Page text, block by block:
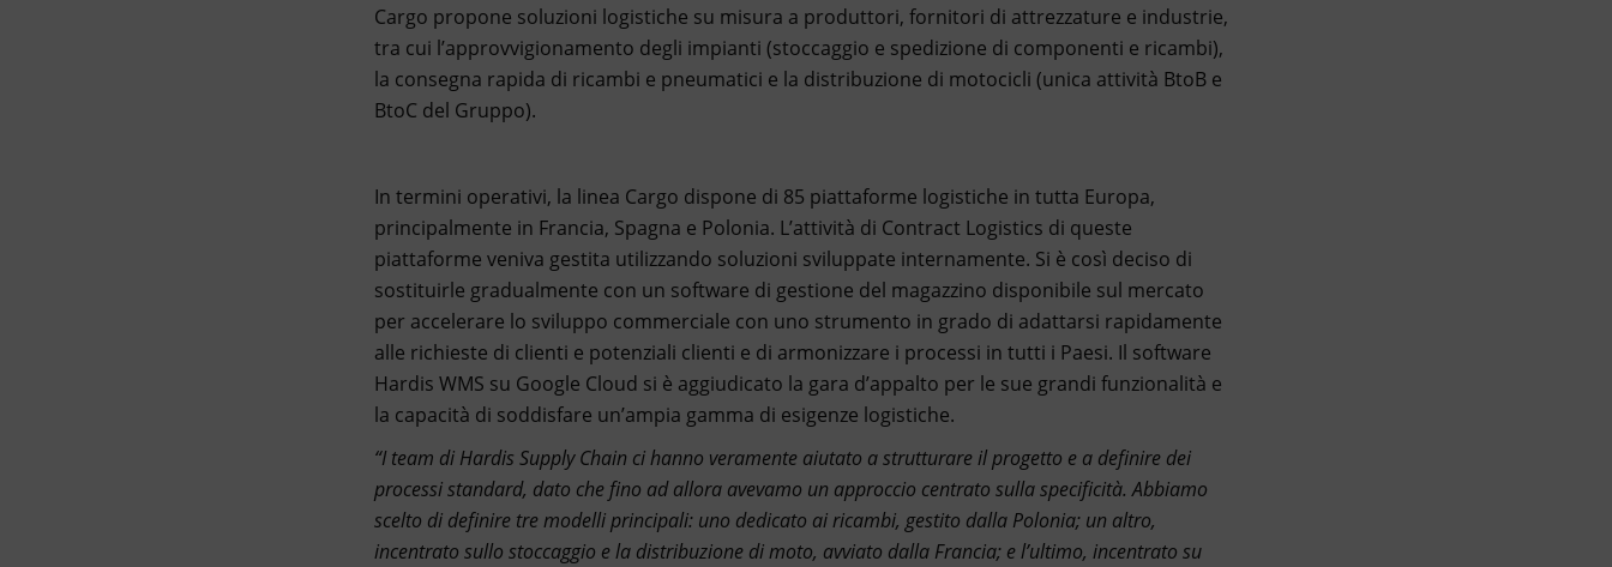
Cargo propone soluzioni logistiche su misura a produttori, fornitori di attrezzature e industrie,
tra cui l’approvvigionamento degli impianti (stoccaggio e spedizione di componenti e ricambi),
la consegna rapida di ricambi e pneumatici e la distribuzione di motocicli (unica attività BtoB e
BtoC del Gruppo).
In termini operativi, la linea Cargo dispone di 85 piattaforme logistiche in tutta Europa,
principalmente in Francia, Spagna e Polonia. L’attività di Contract Logistics di queste
piattaforme veniva gestita utilizzando soluzioni sviluppate internamente. Si è così deciso di
sostituirle gradualmente con un software di gestione del magazzino disponibile sul mercato
per accelerare lo sviluppo commerciale con uno strumento in grado di adattarsi rapidamente
alle richieste di clienti e potenziali clienti e di armonizzare i processi in tutti i Paesi. Il software
Hardis WMS su Google Cloud si è aggiudicato la gara d’appalto per le sue grandi funzionalità e
la capacità di soddisfare un’ampia gamma di esigenze logistiche.
“I team di Hardis Supply Chain ci hanno veramente aiutato a strutturare il progetto e a definire dei
processi standard, dato che fino ad allora avevamo un approccio centrato sulla specificità. Abbiamo
scelto di definire tre modelli principali: uno dedicato ai ricambi, gestito dalla Polonia; un altro,
incentrato sullo stoccaggio e la distribuzione di moto, avviato dalla Francia; e l’ultimo, incentrato su